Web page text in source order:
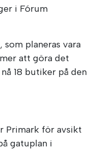
i Fórum
som planeras vara
att göra det
18 butiker på den
Primark för avsikt
gatuplan i